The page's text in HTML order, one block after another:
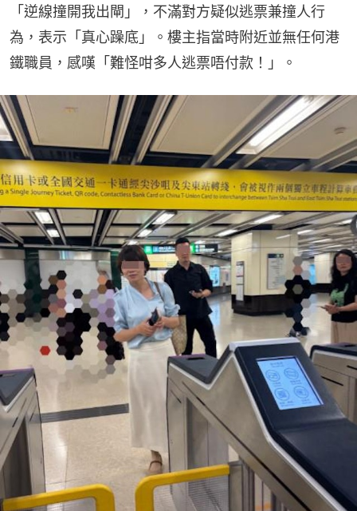
「逆線撞開我出閘」，不滿對方疑似逃票兼撞人行
為，表示「真心躁底」。樓主指當時附近並無任何港
鐵職員，感嘆「難怪咁多人逃票唔付款！」。